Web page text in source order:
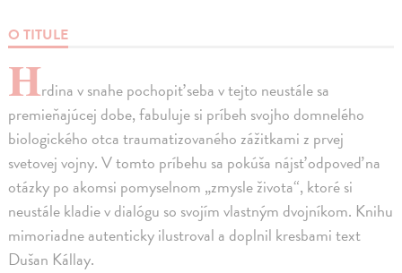
O TITULE
Hrdina v snahe pochopiť seba v tejto neustále sa
premieňajúcej dobe, fabuluje si príbeh svojho domnelého
biologického otca traumatizovaného zážitkami z prvej
svetovej vojny. V tomto príbehu sa pokúša nájsť odpoveď na
otázky po akomsi pomyselnom „zmysle života“, ktoré si
neustále kladie v dialógu so svojím vlastným dvojníkom. Knihu
mimoriadne autenticky ilustroval a doplnil kresbami text
Dušan Kállay.